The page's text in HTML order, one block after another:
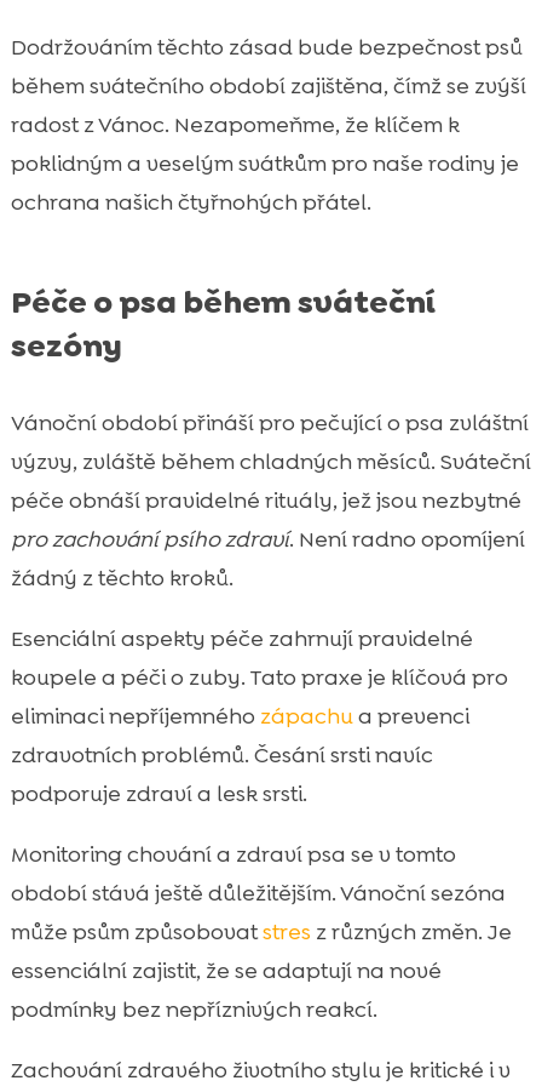
Dodržováním těchto zásad bude bezpečnost psů
během svátečního období zajištěna, čímž se zvýší
radost z Vánoc. Nezapomeňme, že klíčem k
poklidným a veselým svátkům pro naše rodiny je
ochrana našich čtyřnohých přátel.
Péče o psa během sváteční
sezóny
Vánoční období přináší pro pečující o psa zvláštní
výzvy, zvláště během chladných měsíců. Sváteční
péče obnáší pravidelné rituály, jež jsou nezbytné
pro zachování psího zdraví. Není radno opomíjení
žádný z těchto kroků.
Esenciální aspekty péče zahrnují pravidelné
koupele a péči o zuby. Tato praxe je klíčová pro
eliminaci nepříjemného zápachua prevenci
zdravotních problémů. Česání srsti navíc
podporuje zdraví a lesk srsti.
Monitoring chování a zdraví psa se v tomto
období stává ještě důležitějším. Vánoční sezóna
může psům způsobovatstres z různých změn. Je
essenciální zajistit, že se adaptují na nové
podmínky bez nepříznivých reakcí.
Zachování zdravého životního stylu je kritické i v